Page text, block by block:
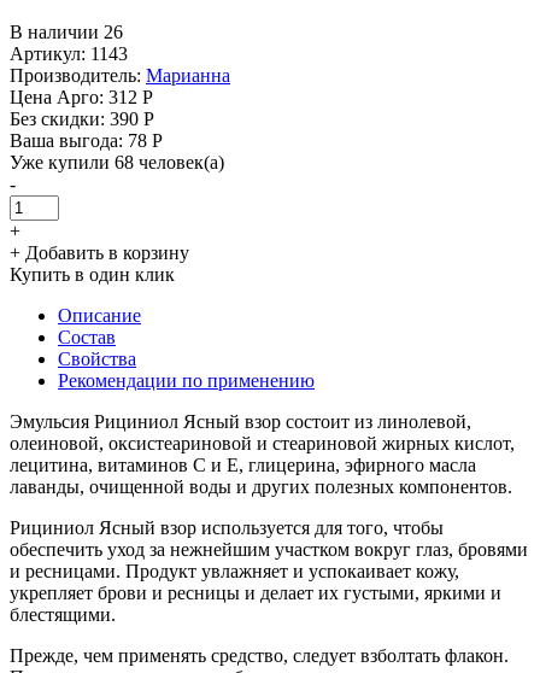
В наличии 26
Артикул: 1143
Производитель: Марианна
Цена Арго: 312 Р
Без скидки: 390 Р
Ваша выгода: 78 Р
Уже купили 68 человек(а)
-
+
+ Добавить в корзину
Купить в один клик
Описание
Состав
Свойства
Рекомендации по применению
Эмульсия Рициниол Ясный взор состоит из линолевой,
олеиновой, оксистеариновой и стеариновой жирных кислот,
лецитина, витаминов С и Е, глицерина, эфирного масла
лаванды, очищенной воды и других полезных компонентов.
Рициниол Ясный взор используется для того, чтобы
обеспечить уход за нежнейшим участком вокруг глаз, бровями
и ресницами. Продукт увлажняет и успокаивает кожу,
укрепляет брови и ресницы и делает их густыми, яркими и
блестящими.
Прежде, чем применять средство, следует взболтать флакон.